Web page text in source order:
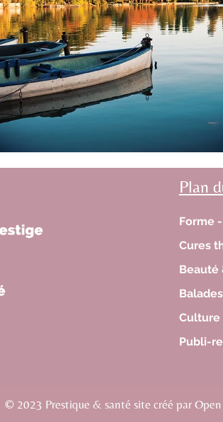
Plan
Forme
Cures
Beauté
Culture
Publi-
© 2023 Prestique & santé site créé par